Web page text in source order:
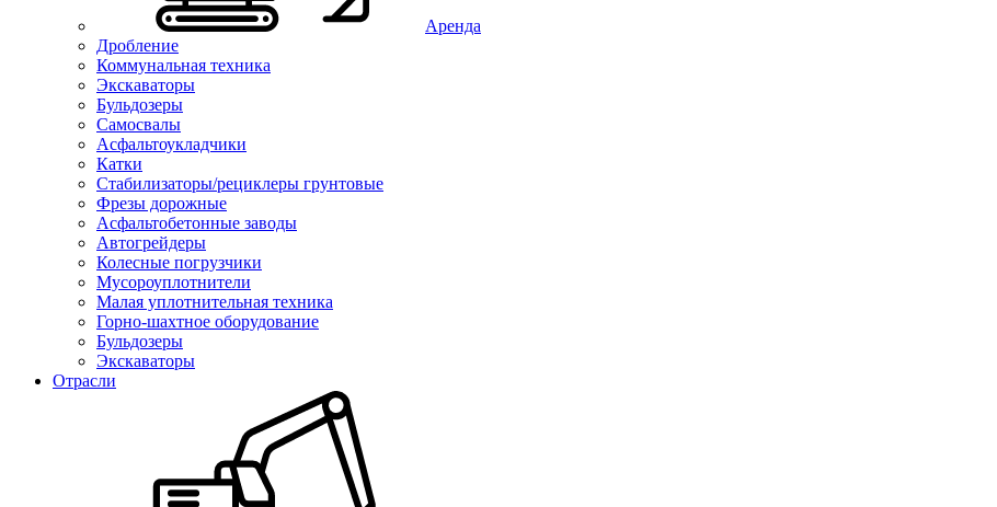
Аренда
Дробление
Коммунальная техника
Экскаваторы
Бульдозеры
Самосвалы
Асфальтоукладчики
Катки
Стабилизаторы/рециклеры грунтовые
Фрезы дорожные
Асфальтобетонные заводы
Автогрейдеры
Колесные погрузчики
Мусороуплотнители
Малая уплотнительная техника
Горно-шахтное оборудование
Бульдозеры
Экскаваторы
Отрасли